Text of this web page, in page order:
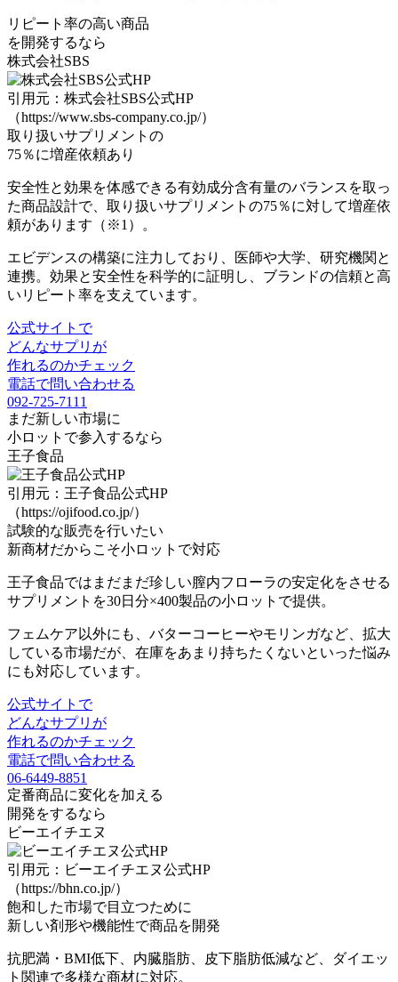
リピート率の高い商品
を開発するなら
株式会社SBS
引用元：株式会社SBS公式HP
（https://www.sbs-company.co.jp/）
取り扱いサプリメントの
75％に増産依頼あり
安全性と効果を体感できる有効成分含有量のバランスを取っ
た商品設計で、取り扱いサプリメントの75％に対して増産依
頼があります（※1）。
エビデンスの構築に注力 しており、医師や大学、研究機関と
連携。効果と安全性を科学的に証明し、ブランドの信頼と高
いリピート率を支えています。
公式サイトで
どんなサプリが
作れるのかチェック
電話で問い合わせる
092-725-7111
まだ新しい市場に
小ロット で参入するなら
王子食品
引用元：王子食品公式HP
（https://ojifood.co.jp/）
試験的な販売を行いたい
新商材だからこそ小ロットで対応
王子食品ではまだまだ珍しい膣内フローラの安定化をさせる
サプリメントを30日分×400製品の小ロット で提供。
フェムケア以外にも、バターコーヒーやモリンガなど、拡大
している市場だが、 在庫をあまり持ちたくないといった悩み
にも対応しています。
公式サイトで
どんなサプリが
作れるのかチェック
電話で問い合わせる
06-6449-8851
定番商品に変化を加える
開発をするなら
ビーエイチエヌ
引用元：ビーエイチエヌ公式HP
（https://bhn.co.jp/）
飽和した市場で目立つために
新しい剤形や機能性で商品を開発
抗肥満・BMI低下、内臓脂肪、皮下脂肪低減など、
ダイエッ
ト関連で多様な商材に対応。